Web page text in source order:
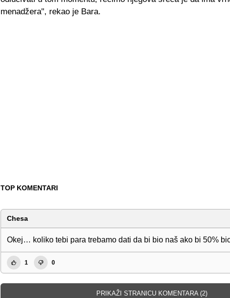
menadžera", rekao je Bara.
TOP KOMENTARI
Chesa
Okej… koliko tebi para trebamo dati da bi bio naš ako bi 50%
1 0
PRIKAŽI STRANICU KOMENTARA (2)